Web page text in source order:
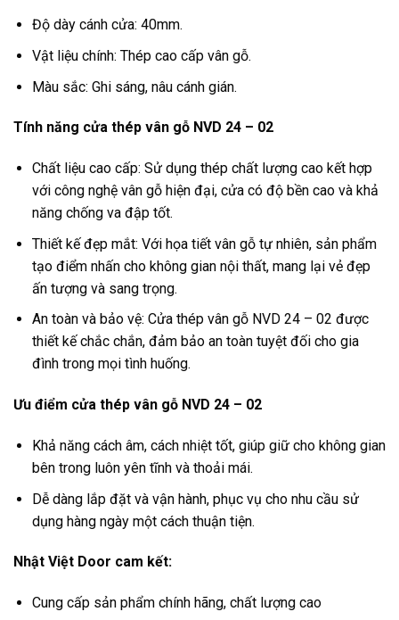
Độ dày cánh cửa: 40mm.
Vật liệu chính: Thép cao cấp vân gỗ.
Màu sắc: Ghi sáng, nâu cánh gián.
Tính năng cửa thép vân gỗ NVD 24 – 02
Chất liệu cao cấp: Sử dụng thép chất lượng cao kết hợp
với công nghệ vân gỗ hiện đại, cửa có độ bền cao và khả
năng chống va đập tốt.
Thiết kế đẹp mắt: Với họa tiết vân gỗ tự nhiên, sản phẩm
tạo điểm nhấn cho không gian nội thất, mang lại vẻ đẹp
ấn tượng và sang trọng.
An toàn và bảo vệ: Cửa thép vân gỗ NVD 24 – 02 được
thiết kế chắc chắn, đảm bảo an toàn tuyệt đối cho gia
đình trong mọi tình huống.
Ưu điểm cửa thép vân gỗ NVD 24 – 02
Khả năng cách âm, cách nhiệt tốt, giúp giữ cho không gian
bên trong luôn yên tĩnh và thoải mái.
Dễ dàng lắp đặt và vận hành, phục vụ cho nhu cầu sử
dụng hàng ngày một cách thuận tiện.
Nhật Việt Door cam kết:
Cung cấp sản phẩm chính hãng, chất lượng cao